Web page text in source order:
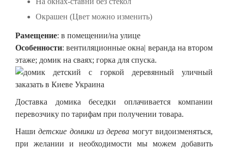
Окрашен (Цвет можно изменить)
Рамещение: в помещении/на улице
Особенности: вентиляционные окна| веранда на втором
этаже; домик на сваях; горка для спуска.
Доставка домика беседки оплачивается компании
перевозчику по тарифам при получении товара.
Нашидетские домики из дерева могут видоизменяться,
при желании и необходимости мы можем добавить